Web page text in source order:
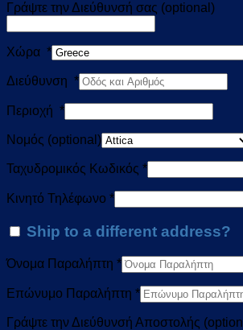
Γράψτε την Διεύθυνσή σας (optional)
Χώρα *
Διεύθυνση *
Περιοχή *
Νομός (optional)
Ταχυδρομικός Κωδικός *
Κινητό Τηλέφωνο *
Ship to a different address?
Όνομα Παραλήπτη *
Επώνυμο Παραλήπτη *
Γράψτε την Διεύθυνσή Αποστολής